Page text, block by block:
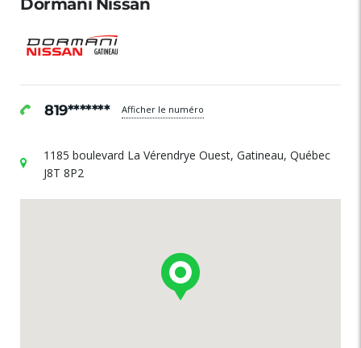
Dormani Nissan
819******* Afficher le numéro
1185 boulevard La Vérendrye Ouest, Gatineau, Québec
J8T 8P2